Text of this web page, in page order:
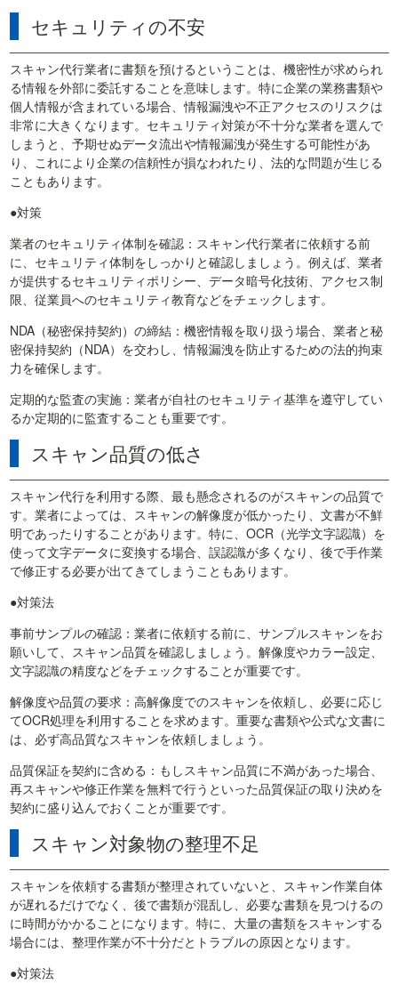
セキュリティの不安
スキャン代行業者に書類を預けるということは、機密性が求められ
る情報を外部に委託することを意味します。特に企業の業務書類や
個人情報が含まれている場合、情報漏洩や不正アクセスのリスクは
非常に大きくなります。セキュリティ対策が不十分な業者を選んで
しまうと、予期せぬデータ流出や情報漏洩が発生する可能性があ
り、これにより企業の信頼性が損なわれたり、法的な問題が生じる
こともあります。
●対策
業者のセキュリティ体制を確認：スキャン代行業者に依頼する前
に、セキュリティ体制をしっかりと確認しましょう。例えば、業者
が提供するセキュリティポリシー、データ暗号化技術、アクセス制
限、従業員へのセキュリティ教育などをチェックします。
NDA（秘密保持契約）の締結：機密情報を取り扱う場合、業者と秘
密保持契約（NDA）を交わし、情報漏洩を防止するための法的拘束
力を確保します。
定期的な監査の実施：業者が自社のセキュリティ基準を遵守してい
るか定期的に監査することも重要です。
スキャン品質の低さ
スキャン代行を利用する際、最も懸念されるのがスキャンの品質で
す。業者によっては、スキャンの解像度が低かったり、文書が不鮮
明であったりすることがあります。特に、OCR（光学文字認識）を
使って文字データに変換する場合、誤認識が多くなり、後で手作業
で修正する必要が出てきてしまうこともあります。
●対策法
事前サンプルの確認：業者に依頼する前に、サンプルスキャンをお
願いして、スキャン品質を確認しましょう。解像度やカラー設定、
文字認識の精度などをチェックすることが重要です。
解像度や品質の要求：高解像度でのスキャンを依頼し、必要に応じ
てOCR処理を利用することを求めます。重要な書類や公式な文書に
は、必ず高品質なスキャンを依頼しましょう。
品質保証を契約に含める：もしスキャン品質に不満があった場合、
再スキャンや修正作業を無料で行うといった品質保証の取り決めを
契約に盛り込んでおくことが重要です。
スキャン対象物の整理不足
スキャンを依頼する書類が整理されていないと、スキャン作業自体
が遅れるだけでなく、後で書類が混乱し、必要な書類を見つけるの
に時間がかかることになります。特に、大量の書類をスキャンする
場合には、整理作業が不十分だとトラブルの原因となります。
●対策法